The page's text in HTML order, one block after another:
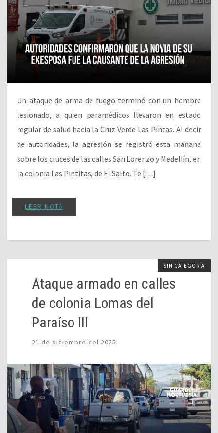
Un ataque de arma de fuego terminó con un hombre
lesionado, a quien paramédicos llevaron en estado
regular de salud hacia la Cruz Verde Las Pintas. Al decir
de autoridades, la agresión se registró esta mañana
sobre los cruces de las calles San Lorenzo y Medellín, en
la colonia Las Pintitas, de El Salto. Te […]
LEER NOTA
SIN CATEGORÍA
Ataque armado en calles
de colonia Lomas del
Paraíso III
21 de diciembre del 2025